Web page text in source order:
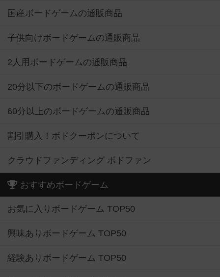
国産ボードゲームの通販商品
子供向けボードゲームの通販商品
2人用ボードゲームの通販商品
20分以下のボードゲームの通販商品
60分以上のボードゲームの通販商品
割引購入！ボドクーポンについて
クラウドファンディング ボドファン
おすすめボードゲーム
お気に入りボードゲーム TOP50
興味ありボードゲーム TOP50
経験ありボードゲーム TOP50